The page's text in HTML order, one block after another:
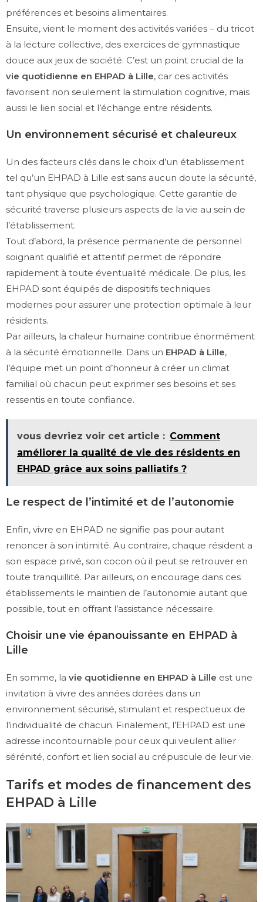
préférences et besoins alimentaires.
Ensuite, vient le moment des activités variées – du tricot
à la lecture collective, des exercices de gymnastique
douce aux jeux de société. C’est un point crucial de la
vie quotidienne en EHPAD à Lille, car ces activités
favorisent non seulement la stimulation cognitive, mais
aussi le lien social et l’échange entre résidents.
Un environnement sécurisé et chaleureux
Un des facteurs clés dans le choix d’un établissement
tel qu’un EHPAD à Lille est sans aucun doute la sécurité,
tant physique que psychologique. Cette garantie de
sécurité traverse plusieurs aspects de la vie au sein de
l’établissement.
Tout d’abord, la présence permanente de personnel
soignant qualifié et attentif permet de répondre
rapidement à toute éventualité médicale. De plus, les
EHPAD sont équipés de dispositifs techniques
modernes pour assurer une protection optimale à leur
résidents.
Par ailleurs, la chaleur humaine contribue énormément
à la sécurité émotionnelle. Dans un EHPAD à Lille,
l’équipe met un point d’honneur à créer un climat
familial où chacun peut exprimer ses besoins et ses
ressentis en toute confiance.
vous devriez voir cet article : Comment
améliorer la qualité de vie des résidents en
EHPAD grâce aux soins palliatifs ?
Le respect de l’intimité et de l’autonomie
Enfin, vivre en EHPAD ne signifie pas pour autant
renoncer à son intimité. Au contraire, chaque résident a
son espace privé, son cocon où il peut se retrouver en
toute tranquillité. Par ailleurs, on encourage dans ces
établissements le maintien de l’autonomie autant que
possible, tout en offrant l’assistance nécessaire.
Choisir une vie épanouissante en EHPAD à
Lille
En somme, la vie quotidienne en EHPAD à Lille est une
invitation à vivre des années dorées dans un
environnement sécurisé, stimulant et respectueux de
l’individualité de chacun. Finalement, l’EHPAD est une
adresse incontournable pour ceux qui veulent allier
sérénité, confort et lien social au crépuscule de leur vie.
Tarifs et modes de financement des
EHPAD à Lille